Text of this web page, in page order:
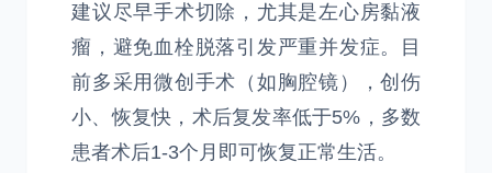
建议尽早手术切除，尤其是左心房黏液
瘤，避免血栓脱落引发严重并发症。目
前多采用微创手术（如胸腔镜），创伤
小、恢复快，术后复发率低于5%，多数
患者术后1-3个月即可恢复正常生活。